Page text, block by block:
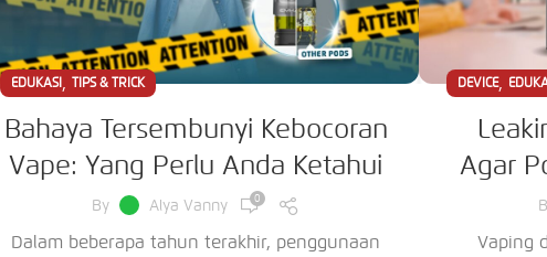
EDUKASI, TIPS & TRICK
Bahaya Tersembunyi Kebocoran
Vape: Yang Perlu Anda Ketahui
By Alya Vanny 0
Dalam beberapa tahun terakhir, penggunaan
DEVICE,
Agar
Vaping